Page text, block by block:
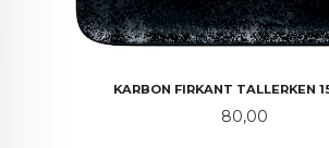
KARBON FIRKANT TALLERKEN
Pris
80,00